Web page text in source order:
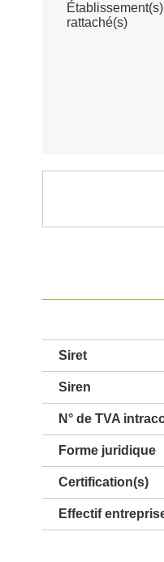
Établissement(s)
rattaché(s)
Siret
Siren
N° de TVA
Forme juridique
Certification(s)
Effectif